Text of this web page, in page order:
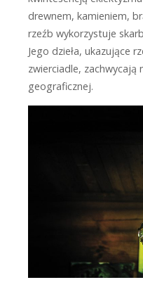
drewnem, kamieniem,
rzeźb wykorzystuje
Jego dzieła, ukazujące
zwierciadle, zachwycają
geograficznej.